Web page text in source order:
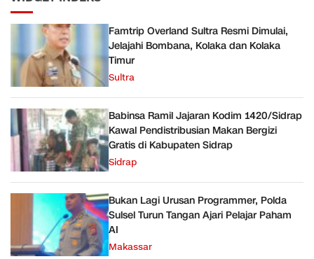
Famtrip Overland Sultra Resmi Dimulai,
Jelajahi Bombana, Kolaka dan Kolaka
Timur
Sultra
Babinsa Ramil Jajaran Kodim 1420/Sidrap
Kawal Pendistribusian Makan Bergizi
Gratis di Kabupaten Sidrap
Sidrap
Bukan Lagi Urusan Programmer, Polda
Sulsel Turun Tangan Ajari Pelajar Paham
AI
Makassar